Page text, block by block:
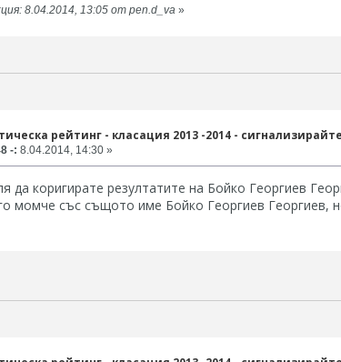
8.04.2014, 13:05 от pen.d_va»
рейтинг - класация 2013 -2014 -
-: 8.04.2014, 14:30 »
да коригирате резултатите на Бойко Георгиев
момче със същото име Бойко Георгиев Георгиев,